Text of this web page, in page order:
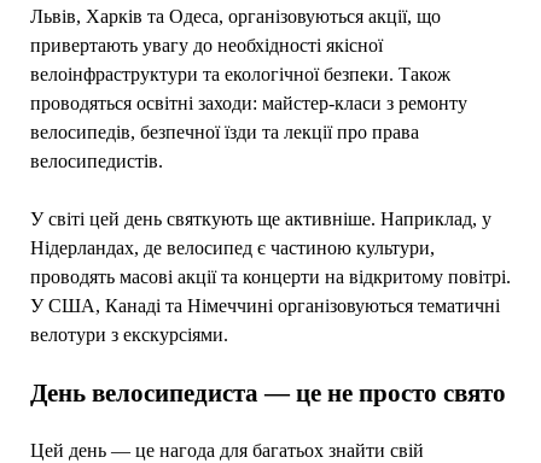
Львів, Харків та Одеса, організовуються акції, що
привертають увагу до необхідності якісної
велоінфраструктури та екологічної безпеки. Також
проводяться освітні заходи: майстер-класи з ремонту
велосипедів, безпечної їзди та лекції про права
велосипедистів.
У світі цей день святкують ще активніше. Наприклад, у
Нідерландах, де велосипед є частиною культури,
проводять масові акції та концерти на відкритому повітрі.
У США, Канаді та Німеччині організовуються тематичні
велотури з екскурсіями.
День велосипедиста — це не просто свято
Цей день — це нагода для багатьох знайти свій